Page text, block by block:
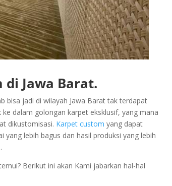
Jawa Barat.
bisa jadi di wilayah Jawa Barat tak terdapat
dalam golongan karpet eksklusif, yang mana
dikustomisasi. Karpet custom yang dapat
lebih bagus dan hasil produksi yang lebih
Berikut ini akan Kami jabarkan hal-hal